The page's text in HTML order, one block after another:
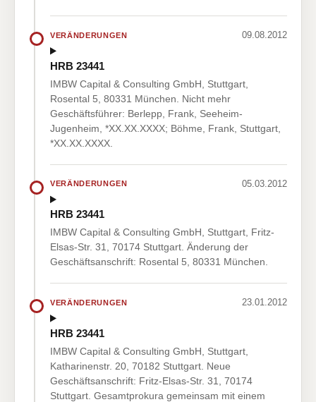
VERÄNDERUNGEN 09.08.2012
HRB 23441
IMBW Capital & Consulting GmbH, Stuttgart,
Rosental 5, 80331 München. Nicht mehr
Geschäftsführer: Berlepp, Frank, Seeheim-
Jugenheim, *XX.XX.XXXX; Böhme, Frank, Stuttgart,
*XX.XX.XXXX.
VERÄNDERUNGEN 05.03.2012
HRB 23441
IMBW Capital & Consulting GmbH, Stuttgart, Fritz-
Elsas-Str. 31, 70174 Stuttgart. Änderung der
Geschäftsanschrift: Rosental 5, 80331 München.
VERÄNDERUNGEN 23.01.2012
HRB 23441
IMBW Capital & Consulting GmbH, Stuttgart,
Katharinenstr. 20, 70182 Stuttgart. Neue
Geschäftsanschrift: Fritz-Elsas-Str. 31, 70174
Stuttgart. Gesamtprokura gemeinsam mit einem